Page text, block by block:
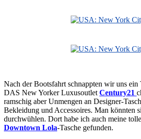
Nach der Bootsfahrt schnappten wir uns
DAS New Yorker Luxusoutlet Century21
ramschig aber Unmengen an Designer-
Bekleidung und Accessoires. Man könnten
durchwühlen. Dort habe ich auch meine tolle
Downtown Lola-Tasche gefunden.